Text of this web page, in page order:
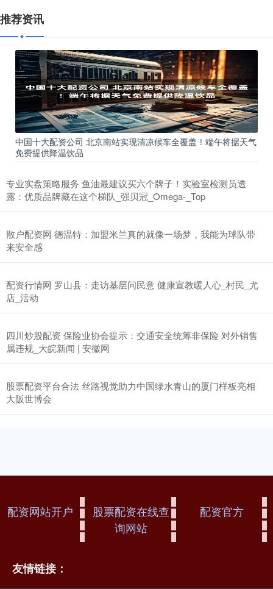
推荐资讯
中国十大配资公司 北京南站实现清凉候车全覆盖！端午将据天气
免费提供降温饮品
专业实盘策略服务 鱼油最建议买六个牌子！实验室检测员透
露：优质品牌藏在这个梯队_强贝冠_Omega-_Top
散户配资网 德温特：加盟米兰真的就像一场梦，我能为球队带
来安全感
配资行情网 罗山县：走访基层问民意 健康宣教暖人心_村民_尤
店_活动
四川炒股配资 保险业协会提示：交通安全统筹非保险 对外销售
属违规_大皖新闻 | 安徽网
股票配资平台合法 丝路视觉助力中国绿水青山的厦门样板亮相
大阪世博会
配资网站开户
股票配资在线查
询网站
配资官方
友情链接：